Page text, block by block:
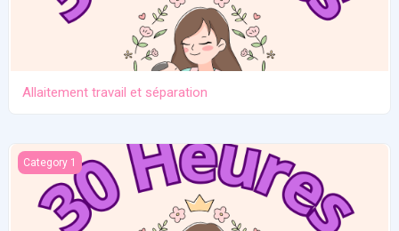
Allaitement travail et séparation
Introduction des solides
Category 1